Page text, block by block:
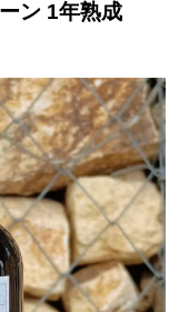
ン 1年熟成